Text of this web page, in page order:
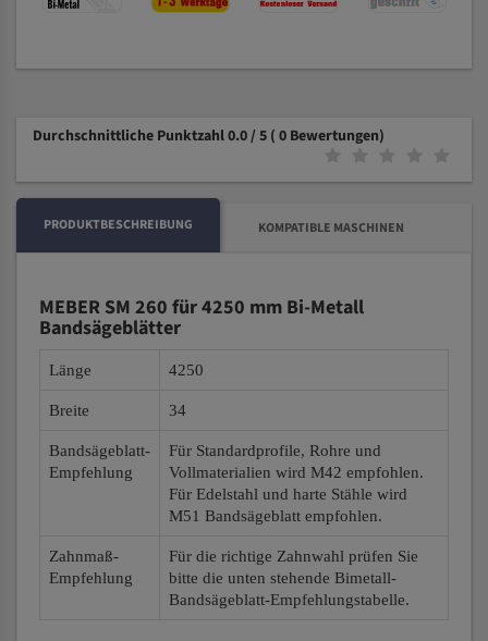
Durchschnittliche Punktzahl 0.0 / 5 ( 0 Bewertungen)
PRODUKTBESCHREIBUNG KOMPATIBLE MASCHINEN
MEBER SM 260 für 4250 mm Bi-Metall
Bandsägeblätter
Länge 4250
Breite 34
Bandsägeblatt-
Empfehlung
Für Standardprofile, Rohre und
Vollmaterialien wird M42 empfohlen.
Für Edelstahl und harte Stähle wird
M51 Bandsägeblatt empfohlen.
Zahnmaß-
Empfehlung
Für die richtige Zahnwahl prüfen Sie
bitte die unten stehende Bimetall-
Bandsägeblatt-Empfehlungstabelle.